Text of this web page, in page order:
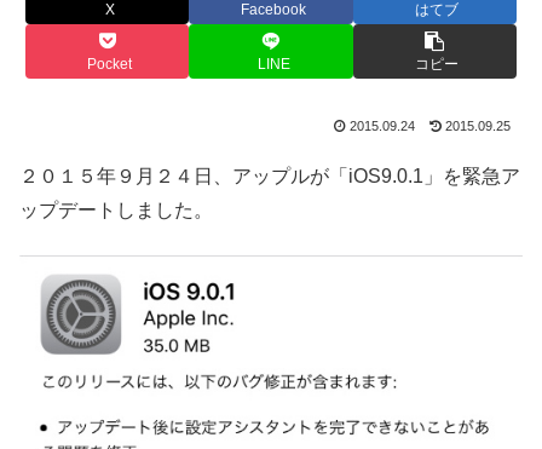
X Facebook はてブ
Pocket LINE コピー
2015.09.24 2015.09.25
２０１５年９月２４日、アップルが「iOS9.0.1」を緊急ア
ップデートしました。